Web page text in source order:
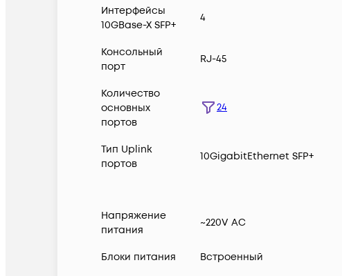
Интерфейсы
10GBase-X SFP+
4
Консольный
порт
RJ-45
Количество
основных
портов
24
Тип Uplink
портов
10GigabitEthernet SFP+
Напряжение
питания
~220V AC
Блоки питания Встроенный